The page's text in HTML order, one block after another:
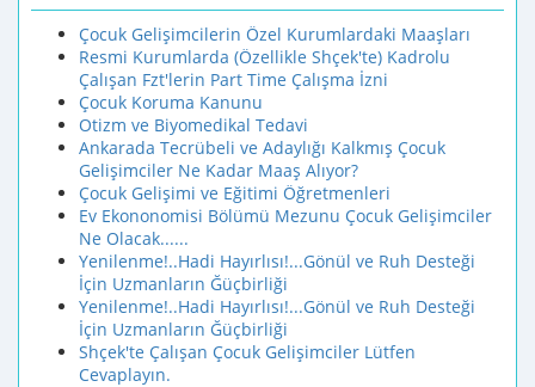
Çocuk Gelişimcilerin Özel Kurumlardaki Maaşları
Resmi Kurumlarda (Özellikle Shçek'te) Kadrolu
Çalışan Fzt'lerin Part Time Çalışma İzni
Çocuk Koruma Kanunu
Otizm ve Biyomedikal Tedavi
Ankarada Tecrübeli ve Adaylığı Kalkmış Çocuk
Gelişimciler Ne Kadar Maaş Alıyor?
Çocuk Gelişimi ve Eğitimi Öğretmenleri
Ev Ekononomisi Bölümü Mezunu Çocuk Gelişimciler
Ne Olacak......
Yenilenme!..Hadi Hayırlısı!...Gönül ve Ruh Desteği
İçin Uzmanların Ğüçbirliği
Yenilenme!..Hadi Hayırlısı!...Gönül ve Ruh Desteği
İçin Uzmanların Ğüçbirliği
Shçek'te Çalışan Çocuk Gelişimciler Lütfen
Cevaplayın.